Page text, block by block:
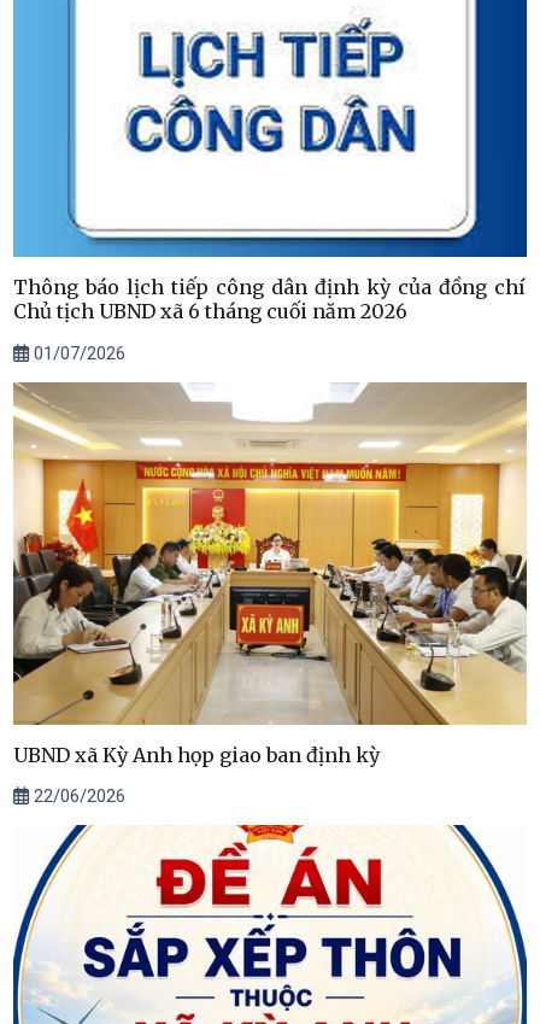
Thông báo lịch tiếp công dân định kỳ của đồng chí
Chủ tịch UBND xã 6 tháng cuối năm 2026
01/07/2026
UBND xã Kỳ Anh họp giao ban định kỳ
22/06/2026